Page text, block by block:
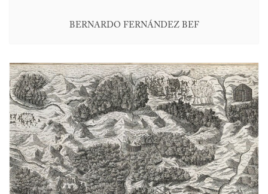
BERNARDO FERNÁNDEZ BEF